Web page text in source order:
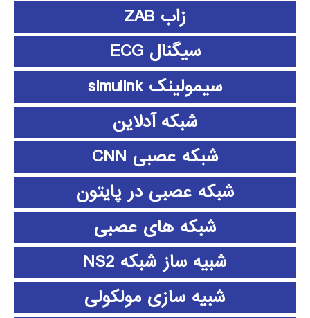
زاب ZAB
سیگنال ECG
سیمولینک simulink
شبکه آدلاین
شبکه عصبی CNN
شبکه عصبی در پایتون
شبکه های عصبی
شبیه ساز شبکه NS2
شبیه سازی مولکولی